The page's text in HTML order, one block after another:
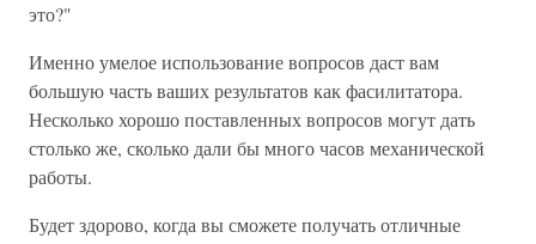
это?"
Именно умелое использование вопросов даст вам
большую часть ваших результатов как фасилитатора.
Несколько хорошо поставленных вопросов могут дать
столько же, сколько дали бы много часов механической
работы.
Будет здорово, когда вы сможете получать отличные